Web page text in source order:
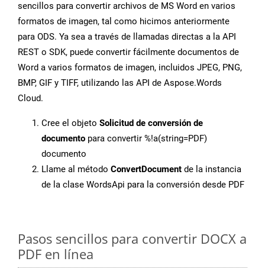
sencillos para convertir archivos de MS Word en varios
formatos de imagen, tal como hicimos anteriormente
para ODS. Ya sea a través de llamadas directas a la API
REST o SDK, puede convertir fácilmente documentos de
Word a varios formatos de imagen, incluidos JPEG, PNG,
BMP, GIF y TIFF, utilizando las API de Aspose.Words
Cloud.
Cree el objeto Solicitud de conversión de
documento para convertir %!a(string=PDF)
documento
Llame al método ConvertDocument de la instancia
de la clase WordsApi para la conversión desde PDF
Pasos sencillos para convertir DOCX a
PDF en línea